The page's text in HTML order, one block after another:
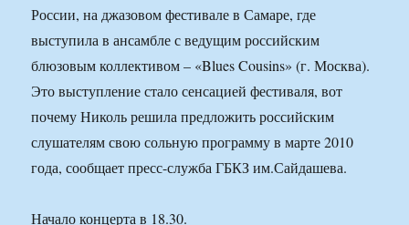
России, на джазовом фестивале в Самаре, где
выступила в ансамбле с ведущим российским
блюзовым коллективом – «Blues Cousins» (г. Москва).
Это выступление стало сенсацией фестиваля, вот
почему Николь решила предложить российским
слушателям свою сольную программу в марте 2010
года, сообщает пресс-служба ГБКЗ им.Сайдашева.
Начало концерта в 18.30.